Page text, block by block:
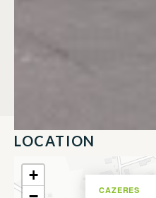
LOCATION
CAZERES
+